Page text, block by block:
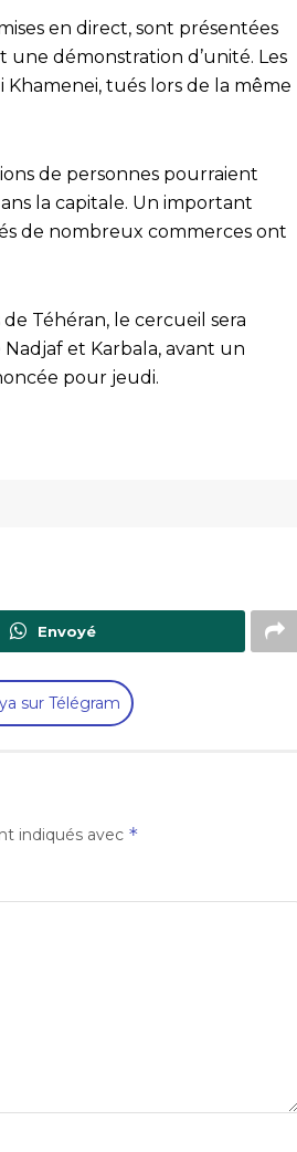
en direct, sont présentées
démonstration d’unité. Les
tués lors de la même
de personnes pourraient
la capitale. Un important
de nombreux commerces ont
Téhéran, le cercueil sera
Nadjaf et Karbala, avant un
pour jeudi.
Envoyé
sur Télégram
indiqués avec *